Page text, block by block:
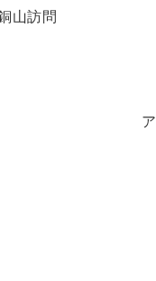
山訪問
国機。 ア